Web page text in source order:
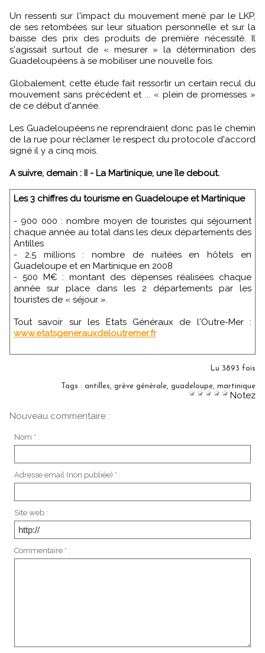
Un ressenti sur l'impact du mouvement mené par le LKP,
de ses retombées sur leur situation personnelle et sur la
baisse des prix des produits de première nécessité. Il
s'agissait surtout de « mesurer » la détermination des
Guadeloupéens à se mobiliser une nouvelle fois.
Globalement, cette étude fait ressortir un certain recul du
mouvement sans précédent et ... « plein de promesses »
de ce début d'année.
Les Guadeloupéens ne reprendraient donc pas le chemin
de la rue pour réclamer le respect du protocole d'accord
signé il y a cinq mois.
A suivre, demain : II - La Martinique, une île debout.
Les 3 chiffres du tourisme en Guadeloupe et Martinique
- 900 000 : nombre moyen de touristes qui séjournent
chaque année au total dans les deux départements des
Antilles
- 2,5 millions : nombre de nuitées en hôtels en
Guadeloupe et en Martinique en 2008
- 500 M€ : montant des dépenses réalisées chaque
année sur place dans les 2 départements par les
touristes de « séjour ».
Tout savoir sur les Etats Généraux de l'Outre-Mer :
www.etatsgenerauxdeloutremer.fr
Lu 3893 fois
Tags : antilles, grève générale, guadeloupe, martinique
Notez
Nouveau commentaire :
Nom * :
Adresse email (non publiée) * :
Site web :
Commentaire * :